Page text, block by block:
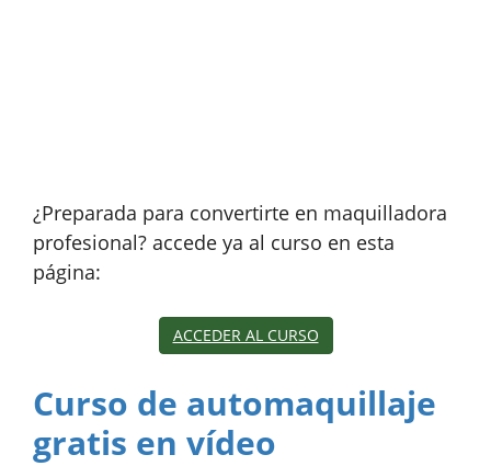
¿Preparada para convertirte en maquilladora
profesional? accede ya al curso en esta
página:
ACCEDER AL CURSO
Curso de automaquillaje
gratis en vídeo